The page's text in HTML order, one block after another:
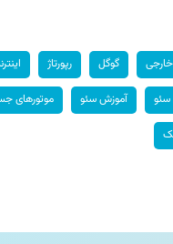
گوگل رپورتاژ اینترنت
آموزش سئو موتورهای